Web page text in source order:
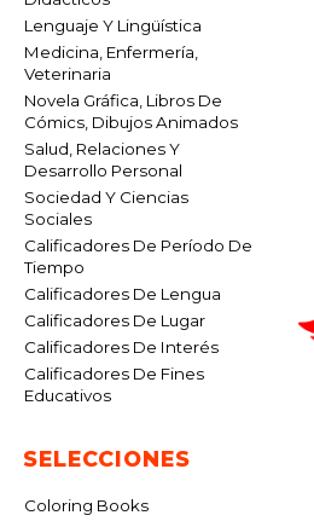
Lenguaje Y Lingüística
Medicina, Enfermería,
Veterinaria
Novela Gráfica, Libros De
Cómics, Dibujos Animados
Salud, Relaciones Y
Desarrollo Personal
Sociedad Y Ciencias
Sociales
Calificadores De Período De
Tiempo
Calificadores De Lengua
Calificadores De Lugar
Calificadores De Interés
Calificadores De Fines
Educativos
SELECCIONES
Coloring Books